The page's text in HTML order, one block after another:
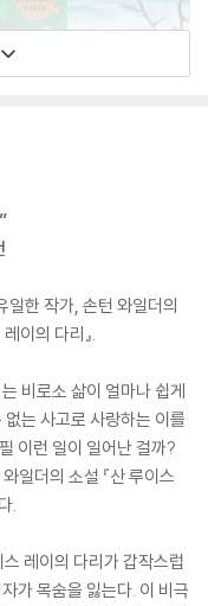
일한 작가, 손턴 와일더의
이의 다리』.
비로소 삶이 얼마나 쉽게
는 사고로 사랑하는 이를
이런 일이 일어난 걸까?
일더의 소설 『산 루이스
.
레이의 다리가 갑작스럽
가 목숨을 잃는다. 이 비극